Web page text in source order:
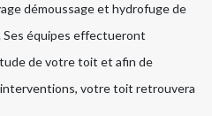
démoussage et hydrofuge de
Ses équipes effectueront
de votre toit et afin de
votre toit retrouvera